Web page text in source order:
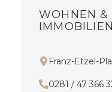
WOHNEN &
IMMOBILIEN
Franz-Etzel-
0281 / 47 366